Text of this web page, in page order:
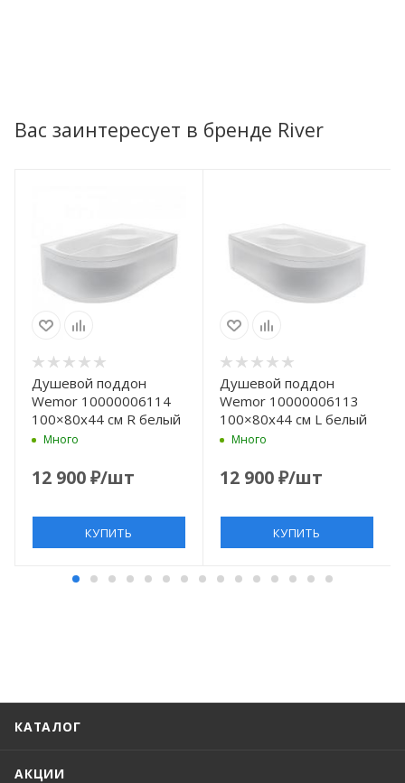
Вас заинтересует в бренде River
Душевой поддон
Wemor 10000006114
100×80x44 см R белый
Много
12 900₽/шт
КУПИТЬ
Душевой поддон
Wemor 10000006113
100×80x44 см L белый
Много
12 900₽/шт
КУПИТЬ
КАТАЛОГ
АКЦИИ